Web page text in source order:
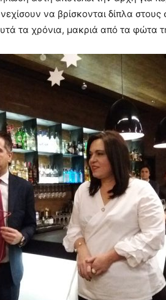
να βρίσκονται δίπλα
τα χρόνια, μακριά από τα φώτα